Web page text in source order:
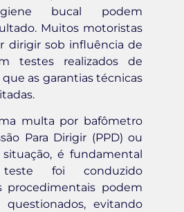
bucal podem
Muitos motoristas
dirigir sob influência de
testes realizados de
as garantias técnicas
multa por bafômetro
Para Dirigir (PPD) ou
é fundamental
foi conduzido
procedimentais podem
evitando